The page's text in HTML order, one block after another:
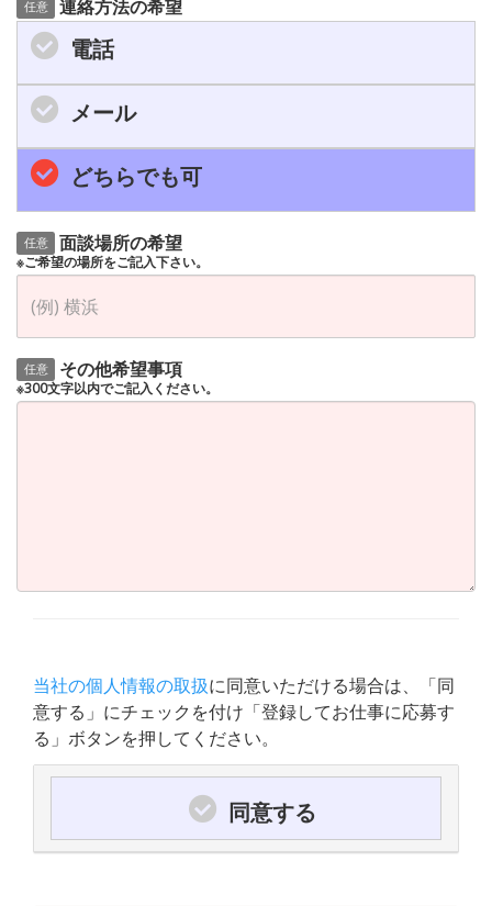
任意 連絡方法の希望
電話
メール
どちらでも可
任意 面談場所の希望
※ご希望の場所をご記入下さい。
任意 その他希望事項
※300文字以内でご記入ください。
当社の個人情報の取扱に同意いただける場合は、「同
意する」にチェックを付け「登録してお仕事に応募す
る」ボタンを押してください。
同意する